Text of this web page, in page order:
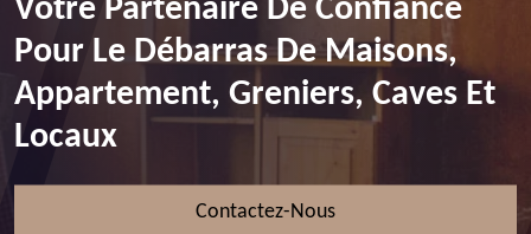
Votre Partenaire De Confiance
Pour Le Débarras De Maisons,
Appartement, Greniers, Caves Et
Locaux
Contactez-Nous